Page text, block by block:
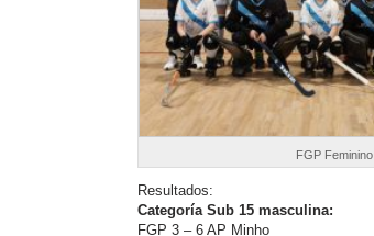
FGP Feminino
Resultados:
Categoría Sub 15 masculina:
FGP 3 – 6 AP Minho